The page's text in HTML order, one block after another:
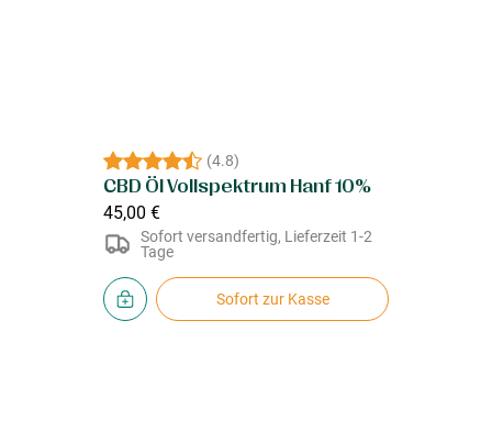
(4.8)
CBD Öl Vollspektrum Hanf 10%
45,00 €
Sofort versandfertig, Lieferzeit 1-2
Tage
Sofort zur Kasse